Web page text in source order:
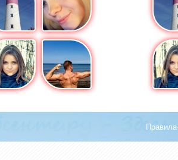
Правила